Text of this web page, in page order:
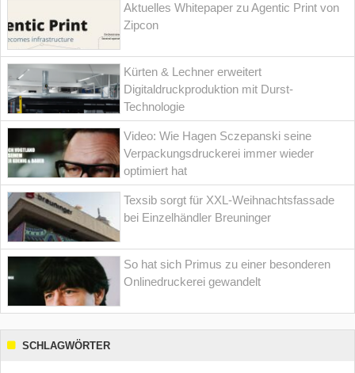
Aktuelles Whitepaper zu Agentic Print von
Zipcon
Kürten & Lechner erweitert
Digitaldruckproduktion mit Durst-
Technologie
Video: Wie Hagen Sczepanski seine
Verpackungsdruckerei immer wieder
optimiert hat
Texsib sorgt für XXL-Weihnachtsfassade
bei Einzelhändler Breuninger
So hat sich Primus zu einer besonderen
Onlinedruckerei gewandelt
SCHLAGWÖRTER